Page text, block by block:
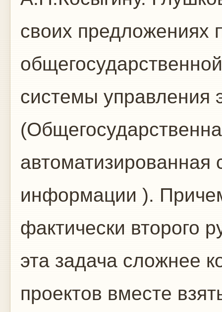
своих предложениях
системы управления
автоматизированная
информации ).
фактически второго
эта задача сложнее
проектов вместе